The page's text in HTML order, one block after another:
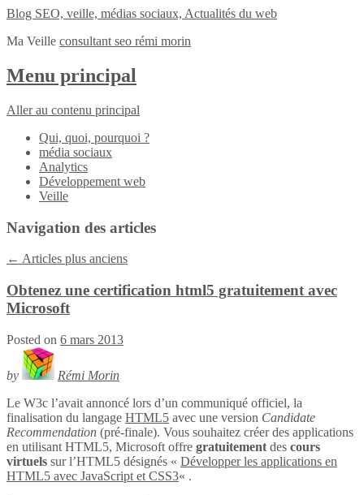
Blog SEO, veille, médias sociaux, Actualités du web
Ma Veille consultant seo rémi morin
Menu principal
Aller au contenu principal
Qui, quoi, pourquoi ?
média sociaux
Analytics
Développement web
Veille
Navigation des articles
← Articles plus anciens
Obtenez une certification html5 gratuitement avec
Microsoft
Posted on 6 mars 2013
by
Rémi Morin
Le W3c l’avait annoncé lors d’un communiqué officiel, la
finalisation du langage HTML5 avec une version Candidate
Recommendation (pré-finale). Vous souhaitez créer des applications
en utilisant HTML5, Microsoft offre gratuitement des cours
virtuels sur l’HTML5 désignés « Développer les applications en
HTML5 avec JavaScript et CSS3« .